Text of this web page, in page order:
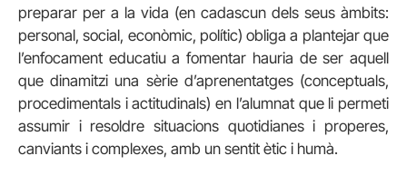
preparar per a la vida (en cadascun dels seus àmbits:
personal, social, econòmic, polític) obliga a plantejar que
l’enfocament educatiu a fomentar hauria de ser aquell
que dinamitzi una sèrie d’aprenentatges (conceptuals,
procedimentals i actitudinals) en l’alumnat que li permeti
assumir i resoldre situacions quotidianes i properes,
canviants i complexes, amb un sentit ètic i humà.